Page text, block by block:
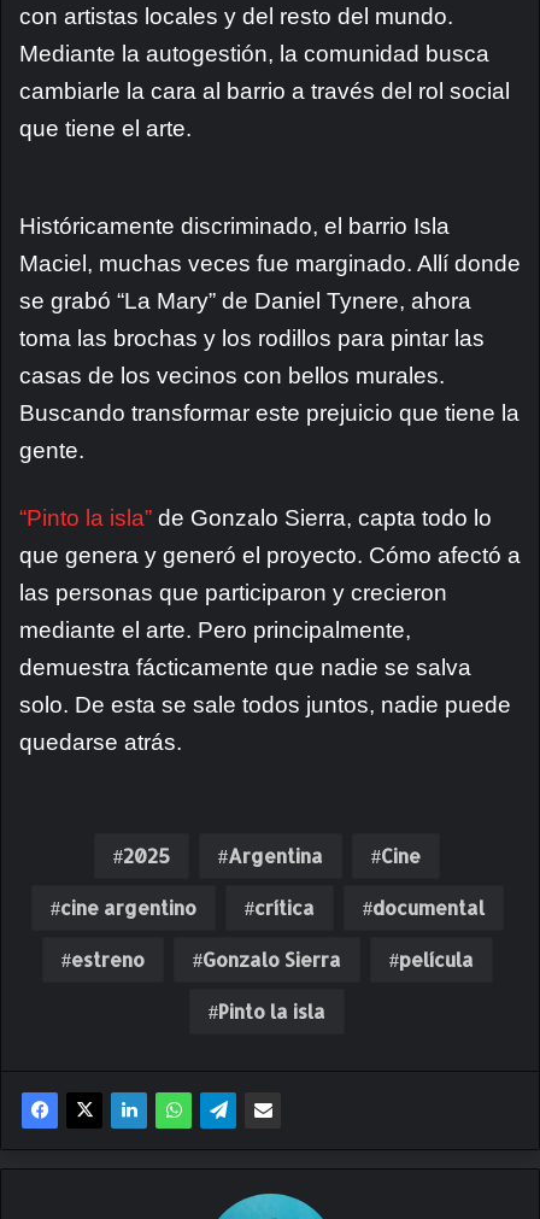
con artistas locales y del resto del mundo.
Mediante la autogestión, la comunidad busca
cambiarle la cara al barrio a través del rol social
que tiene el arte.
Históricamente discriminado, el barrio Isla
Maciel, muchas veces fue marginado. Allí donde
se grabó “La Mary” de Daniel Tynere, ahora
toma las brochas y los rodillos para pintar las
casas de los vecinos con bellos murales.
Buscando transformar este prejuicio que tiene la
gente.
“Pinto la isla” de Gonzalo Sierra, capta todo lo
que genera y generó el proyecto. Cómo afectó a
las personas que participaron y crecieron
mediante el arte. Pero principalmente,
demuestra fácticamente que nadie se salva
solo. De esta se sale todos juntos, nadie puede
quedarse atrás.
2025 Argentina Cine
cine argentino crítica documental
estreno Gonzalo Sierra película
Pinto la isla